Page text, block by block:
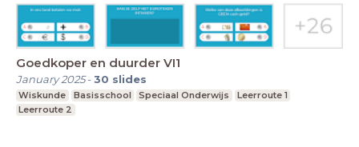
Goedkoper en duurder VI1
January 2025-30 slides
Wiskunde Basisschool Speciaal Onderwijs
Leerroute 1
Leerroute 2